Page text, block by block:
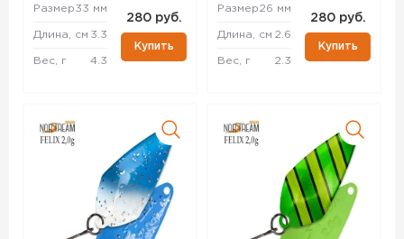
Размер33 мм
Длина, см 3.3
Вес, г 4.3
280 руб.
Купить
Размер26 мм
Длина, см 2.6
Вес, г 2.3
280 руб.
Купить